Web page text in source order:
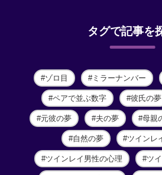
タグで記事を
ゾロ目 ミラーナンバー
ペアで並ぶ数字 彼氏の夢
元彼の夢 夫の夢 母親
自然の夢 ツインレ
ツインレイ男性の心理 ツ